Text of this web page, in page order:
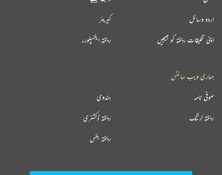
اردو وسائل
اپنی تخلیقات ریختہ کو بھیجیں
کیریئر
ریختہ ایکسپلورر
ہماری ویب سائٹس
ہندوی صوفی نامہ
ریختہ ڈکشنری ریختہ لرننگ
ریختہ بکس